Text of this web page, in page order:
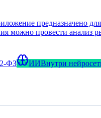
предназначено
можно провести анализ
ФЗ ИИВнутри